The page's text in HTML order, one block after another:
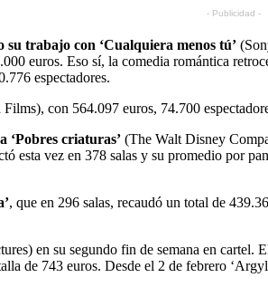
- Publicidad -
su trabajo con ‘Cualquiera menos tú’
euros. Eso sí, la comedia romántica
espectadores.
con 564.097 euros, 74.700
‘Pobres criaturas’ (The Walt Disney
esta vez en 378 salas y su promedio por
, que en 296 salas, recaudó un total de
en su segundo fin de semana en
de 743 euros. Desde el 2 de febrero